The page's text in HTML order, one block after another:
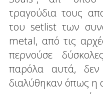
τραγούδια τους
του setlist των
metal, από τις
περνούσε
παρόλα αυτά,
διαλύθηκαν όπως η